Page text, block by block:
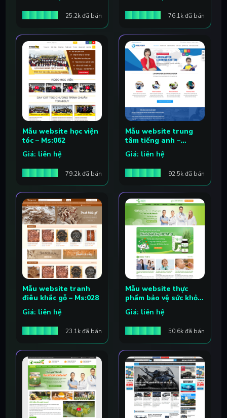
25.2k đã bán 76.1k đã bán
Mẫu website học viện
tóc – Ms:062
Giá: liên hệ
79.2k đã bán
Mẫu website trung
tâm tiếng anh –
Ms:061
Giá: liên hệ
92.5k đã bán
Mẫu website tranh
điêu khắc gỗ – Ms:028
Giá: liên hệ
23.1k đã bán
Mẫu website thực
phẩm bảo vệ sức khỏe
– Ms:059
Giá: liên hệ
50.6k đã bán